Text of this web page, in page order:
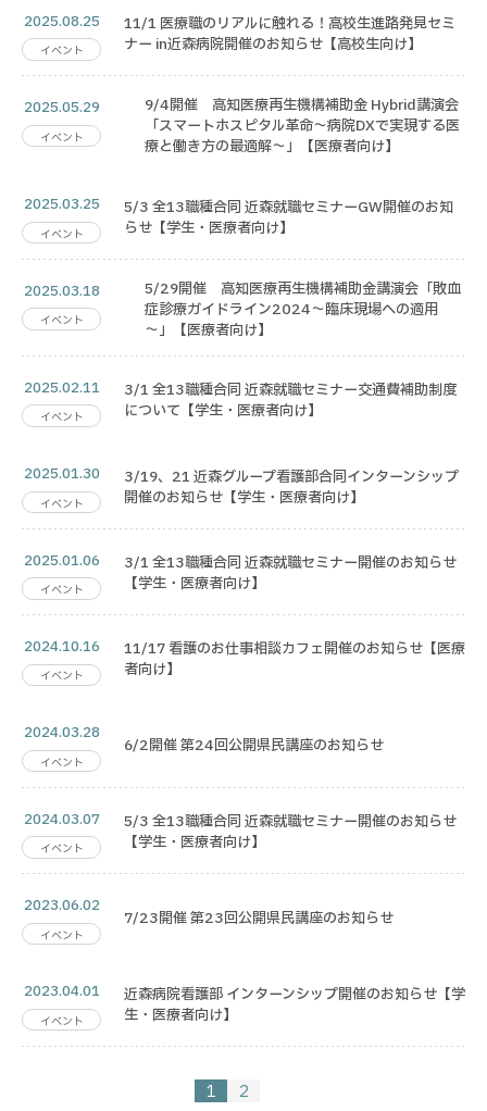
2025.08.25
イベント
11/1 医療職のリアルに触れる！高校生進路発見セミ
ナー in近森病院開催のお知らせ【高校生向け】
2025.05.29
イベント
9/4開催 高知医療再生機構補助金 Hybrid講演会
「スマートホスピタル革命～病院DXで実現する医
療と働き方の最適解～」【医療者向け】
2025.03.25
イベント
5/3 全13職種合同 近森就職セミナーGW開催のお知
らせ【学生・医療者向け】
2025.03.18
イベント
5/29開催 高知医療再生機構補助金講演会「敗血
症診療ガイドライン2024～臨床現場への適用
～」【医療者向け】
2025.02.11
イベント
3/1 全13職種合同 近森就職セミナー交通費補助制度
について【学生・医療者向け】
2025.01.30
イベント
3/19、21 近森グループ看護部合同インターンシップ
開催のお知らせ【学生・医療者向け】
2025.01.06
イベント
3/1 全13職種合同 近森就職セミナー開催のお知らせ
【学生・医療者向け】
2024.10.16
イベント
11/17 看護のお仕事相談カフェ開催のお知らせ【医療
者向け】
2024.03.28
イベント
6/2開催 第24回公開県民講座のお知らせ
2024.03.07
イベント
5/3 全13職種合同 近森就職セミナー開催のお知らせ
【学生・医療者向け】
2023.06.02
イベント
7/23開催 第23回公開県民講座のお知らせ
2023.04.01
イベント
近森病院看護部 インターンシップ開催のお知らせ【学
生・医療者向け】
1 2
次のページへ